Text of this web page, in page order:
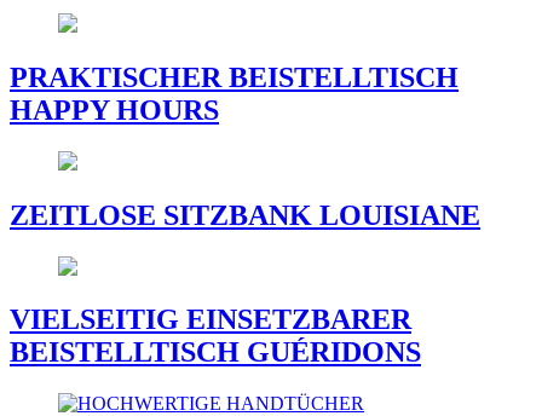
PRAKTISCHER BEISTELLTISCH
HAPPY HOURS
ZEITLOSE SITZBANK LOUISIANE
VIELSEITIG EINSETZBARER
BEISTELLTISCH GUÉRIDONS